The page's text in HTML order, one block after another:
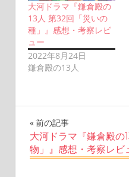
大河ドラマ『鎌倉殿の
13人 第32回「災いの
種」』感想・考察レビ
ュー
2022年8月24日
鎌倉殿の13人
投
稿
前の記事
大河ドラマ『鎌倉殿の
物」』感想・考察レビ